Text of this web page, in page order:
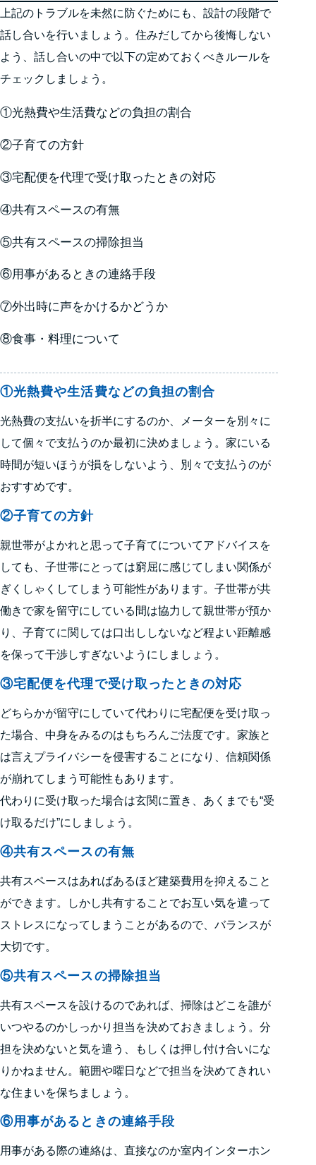
上記のトラブルを未然に防ぐためにも、設計の段階で
話し合いを行いましょう。住みだしてから後悔しない
よう、話し合いの中で以下の定めておくべきルールを
チェックしましょう。
①光熱費や生活費などの負担の割合
②子育ての方針
③宅配便を代理で受け取ったときの対応
④共有スペースの有無
⑤共有スペースの掃除担当
⑥用事があるときの連絡手段
⑦外出時に声をかけるかどうか
⑧食事・料理について
①光熱費や生活費などの負担の割合
光熱費の支払いを折半にするのか、メーターを別々に
して個々で支払うのか最初に決めましょう。家にいる
時間が短いほうが損をしないよう、別々で支払うのが
おすすめです。
②子育ての方針
親世帯がよかれと思って子育てについてアドバイスを
しても、子世帯にとっては窮屈に感じてしまい関係が
ぎくしゃくしてしまう可能性があります。子世帯が共
働きで家を留守にしている間は協力して親世帯が預か
り、子育てに関しては口出ししないなど程よい距離感
を保って干渉しすぎないようにしましょう。
③宅配便を代理で受け取ったときの対応
どちらかが留守にしていて代わりに宅配便を受け取っ
た場合、中身をみるのはもちろんご法度です。家族と
は言えプライバシーを侵害することになり、信頼関係
が崩れてしまう可能性もあります。
代わりに受け取った場合は玄関に置き、あくまでも“受
け取るだけ”にしましょう。
④共有スペースの有無
共有スペースはあればあるほど建築費用を抑えること
ができます。しかし共有することでお互い気を遣って
ストレスになってしまうことがあるので、バランスが
大切です。
⑤共有スペースの掃除担当
共有スペースを設けるのであれば、掃除はどこを誰が
いつやるのかしっかり担当を決めておきましょう。分
担を決めないと気を遣う、もしくは押し付け合いにな
りかねません。範囲や曜日などで担当を決めてきれい
な住まいを保ちましょう。
⑥用事があるときの連絡手段
用事がある際の連絡は、直接なのか室内インターホン